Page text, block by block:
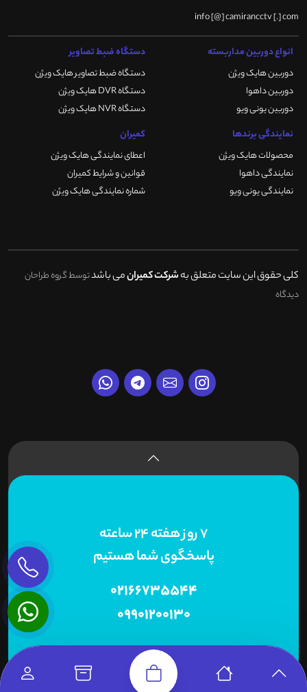
info [@] camirancctv [.] com
انواع دوربین مداربسته
دوربین هایک ویژن
دوربین داهوا
دوربین یونی ویو
دستگاه ضبط تصاویر
دستگاه ضبط تصاویر هایک ویژن
دستگاه DVR هایک ویژن
دستگاه NVR هایک ویژن
نمایندگی برندها
محصولات هایک ویژن
نمایندگی داهوا
نمایندگی یونی ویو
کمیران
اعطای نمایندگی هایک ویژن
قوانین و شرایط کمیران
شماره نمایندگی هایک ویژن
کلی حقوق این سایت متعلق بهشرکت کمیرانمی باشدتوسط گروه طراحان
دیدگاه
7 روز هفته 24 ساعته
پاسخگوی شما هستیم
02166735544
09901200130